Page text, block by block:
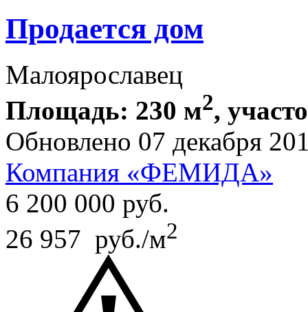
Продается дом
Малоярославец
Площадь: 230 м2,
Обновлено 07 декабря
Компания «ФЕМИДА»
6 200 000 руб.
26 957 руб./м2